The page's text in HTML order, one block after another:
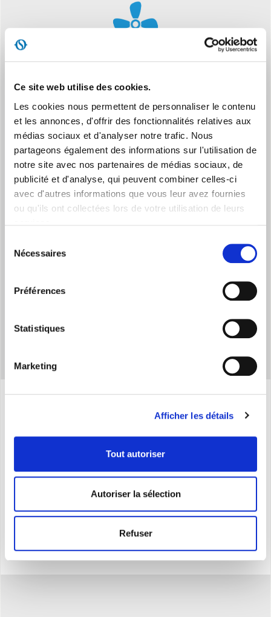
Ce site web utilise des cookies.
Les cookies nous permettent de personnaliser le contenu
et les annonces, d'offrir des fonctionnalités relatives aux
médias sociaux et d'analyser notre trafic. Nous
partageons également des informations sur l'utilisation de
notre site avec nos partenaires de médias sociaux, de
publicité et d'analyse, qui peuvent combiner celles-ci
avec d'autres informations que vous leur avez fournies
ou qu'ils ont collectées lors de votre utilisation de leurs
Nécessaires
Préférences
Statistiques
Marketing
Afficher les détails
Tout autoriser
Autoriser la sélection
Refuser
PUISSANCE MOYENNE
Permet un chauffage homogène
Caracteristiques
Thermostat de sécurité
Interrupteur anti-basculement
Poignée pratique
Enrouleur de câble et roulettes escamotables